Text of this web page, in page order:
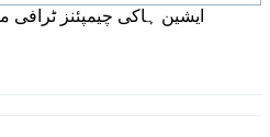
ایشین ہاکی چیمپئنز ٹرافی